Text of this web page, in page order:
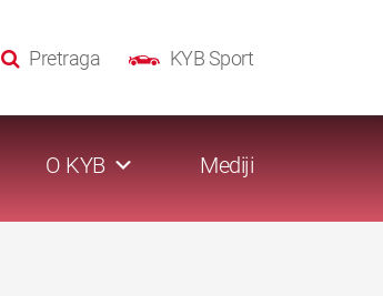
KYB Sport
Pretraga
O KYB Mediji